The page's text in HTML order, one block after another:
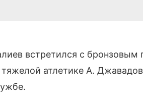
встретился с бронзовым
атлетике А.